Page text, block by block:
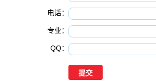
电话：
专业：
QQ：